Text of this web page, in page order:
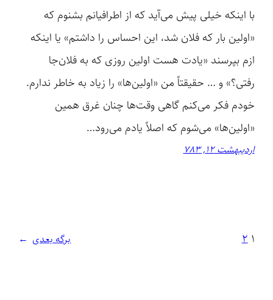
با اینکه خیلی پیش می‌آید که از اطرافیانم بشنوم که
«اولین بار که فلان شد، این احساس را داشتم» یا اینکه
ازم بپرسند «یادت هست اولین روزی که به فلان‌جا
رفتی؟» و … حقیقتاً من «اولین‌ها» را زیاد به خاطر ندارم.
خودم فکر می‌کنم گاهی وقت‌ها چنان غرق همین
«اولین‌ها» می‌شوم که اصلاً یادم می‌رود…
اردیبهشت 12, 783
1
2 برگه بعدی →